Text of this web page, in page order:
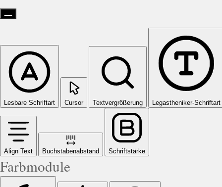
Lesbare Schriftart Cursor Textvergrößerung Legastheniker-Schriftart
Align Text Buchstabenabstand Schriftstärke
Farbmodule